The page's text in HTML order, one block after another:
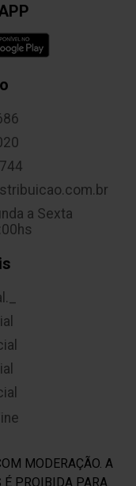
a Sexta
MODERAÇÃO. A
É PROIBIDA PARA